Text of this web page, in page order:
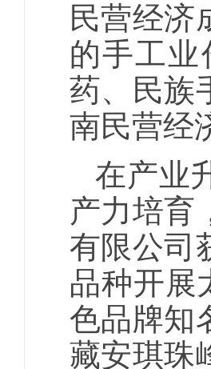
民营经济
的手工
药、民族
南民营经
在产业
产力培育
有限公司
品种开展
色品牌知
藏安琪珠